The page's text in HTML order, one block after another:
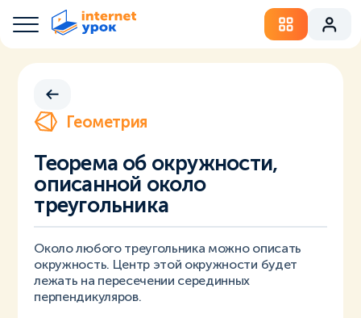
Геометрия
Теорема об окружности,
описанной около
треугольника
Около любого треугольника можно описать
окружность. Центр этой окружности будет
лежать на пересечении серединных
перпендикуляров.